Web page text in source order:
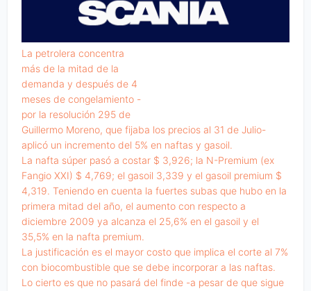
La petrolera concentra
más de la mitad de la
demanda y después de 4
meses de congelamiento -
por la resolución 295 de
Guillermo Moreno, que fijaba los precios al 31 de Julio-
aplicó un incremento del 5% en naftas y gasoil.
La nafta súper pasó a costar $ 3,926; la N-Premium (ex
Fangio XXI) $ 4,769; el gasoil 3,339 y el gasoil premium $
4,319. Teniendo en cuenta la fuertes subas que hubo en la
primera mitad del año, el aumento con respecto a
diciembre 2009 ya alcanza el 25,6% en el gasoil y el
35,5% en la nafta premium.
La justificación es el mayor costo que implica el corte al 7%
con biocombustible que se debe incorporar a las naftas.
Lo cierto es que no pasará del finde -a pesar de que sigue